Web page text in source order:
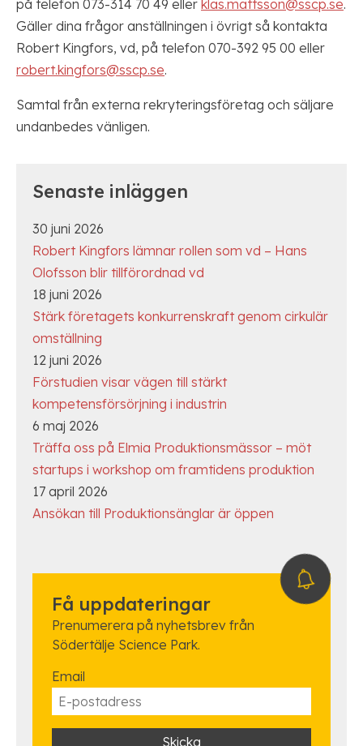
på telefon 073-314 70 49 eller klas.mattsson@sscp.se.
Gäller dina frågor anställningen i övrigt så kontakta
Robert Kingfors, vd, på telefon 070-392 95 00 eller
robert.kingfors@sscp.se.
Samtal från externa rekryteringsföretag och säljare
undanbedes vänligen.
Senaste inläggen
30 juni 2026
Robert Kingfors lämnar rollen som vd – Hans
Olofsson blir tillförordnad vd
18 juni 2026
Stärk företagets konkurrenskraft genom cirkulär
omställning
12 juni 2026
Förstudien visar vägen till stärkt
kompetensförsörjning i industrin
6 maj 2026
Träffa oss på Elmia Produktionsmässor – möt
startups i workshop om framtidens produktion
17 april 2026
Ansökan till Produktionsänglar är öppen
Få uppdateringar
Prenumerera på nyhetsbrev från
Södertälje Science Park.
Email